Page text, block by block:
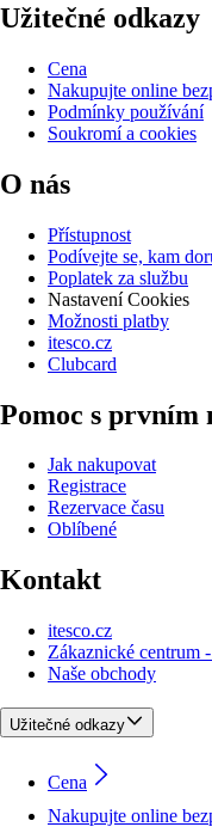
Užitečné odkazy
Cena
Nakupujte online
Podmínky používání
Soukromí a cookies
O nás
Přístupnost
Podívejte se, kam
Poplatek za službu
Nastavení Cookies
Možnosti platby
itesco.cz
Clubcard
Pomoc s prvním
Jak nakupovat
Registrace
Rezervace času
Oblíbené
Kontakt
itesco.cz
Zákaznické centrum
Naše obchody
Užitečné odkazy
Cena
Nakupujte online